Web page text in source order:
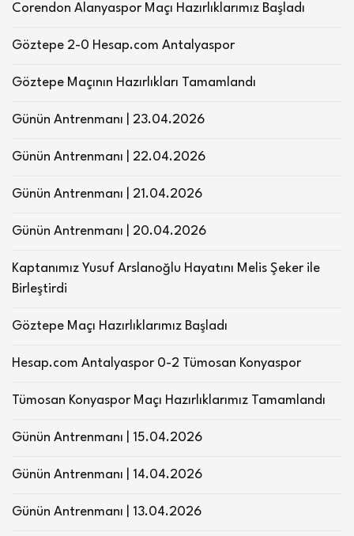
Corendon Alanyaspor Maçı Hazırlıklarımız Başladı
Göztepe 2-0 Hesap.com Antalyaspor
Göztepe Maçının Hazırlıkları Tamamlandı
Günün Antrenmanı | 23.04.2026
Günün Antrenmanı | 22.04.2026
Günün Antrenmanı | 21.04.2026
Günün Antrenmanı | 20.04.2026
Kaptanımız Yusuf Arslanoğlu Hayatını Melis Şeker ile
Birleştirdi
Göztepe Maçı Hazırlıklarımız Başladı
Hesap.com Antalyaspor 0-2 Tümosan Konyaspor
Tümosan Konyaspor Maçı Hazırlıklarımız Tamamlandı
Günün Antrenmanı | 15.04.2026
Günün Antrenmanı | 14.04.2026
Günün Antrenmanı | 13.04.2026